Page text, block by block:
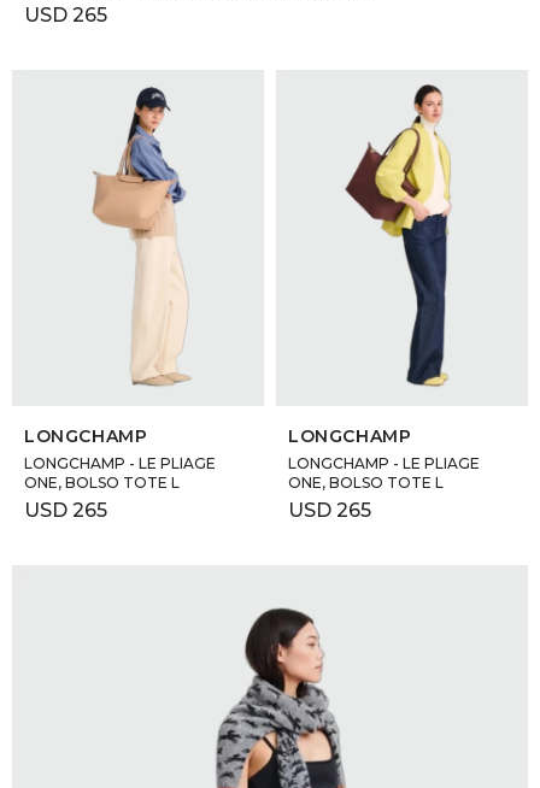
USD 265
SELECCIONAR TALLE
LONGCHAMP
LONGCHAMP - LE PLIAGE
ONE, BOLSO TOTE L
USD 265
SELECCIONAR TALLE
LONGCHAMP
LONGCHAMP - LE PLIAGE
ONE, BOLSO TOTE L
USD 265